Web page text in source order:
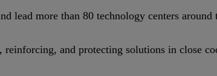
lead more than 80 technology centers
reinforcing, and protecting solutions in close